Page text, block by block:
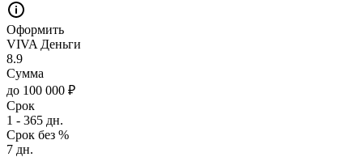
Оформить
VIVA Деньги
8.9
Сумма
до 100 000 ₽
Срок
1 - 365 дн.
Срок без %
7 дн.